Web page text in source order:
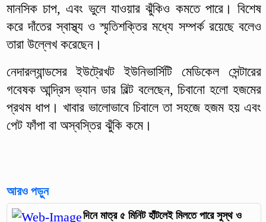
মানসিক চাপ, এবং ভুলে যাওয়ার ঝুঁকিও কমতে পারে। বিশেষ
করে দাঁতের স্বাস্থ্য ও স্মৃতিশক্তির মধ্যে সম্পর্ক রয়েছে বলেও
তারা উল্লেখ করেছেন।
নেদারল্যান্ডসের ইউট্রেখট ইউনিভার্সিটি মেডিকেল সেন্টারের
গবেষক আন্দ্রিস ভ্যান ডার বিল্ট বলেছেন, চিবানো হলো হজমের
প্রথম ধাপ। খাবার ভালোভাবে চিবালে তা সহজে হজম হয় এবং
পেট ফাঁপা বা অস্বস্তির ঝুঁকি কমে।
আরও পড়ুন
দিনে মাত্র ৫ মিনিট হাঁটলেই মিলতে পারে সুস্থ ও